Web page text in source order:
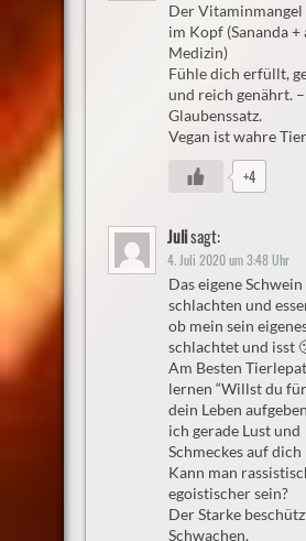
Der Vitaminmangel
im Kopf (Sananda +
Medizin)
Fühle dich erfüllt,
und reich genährt.
Glaubenssatz.
Vegan ist wahre
+4
Julisagt:
4. Juli 2020 um 3:48 Uhr
Das eigene Schwein
schlachten und
ob mein sein
schlachtet und isst
Am Besten
lernen “Willst du
dein Leben
ich gerade Lust und
Schmeckes auf dich
Kann man
egoistischer sein?
Der Starke
Schwachen.